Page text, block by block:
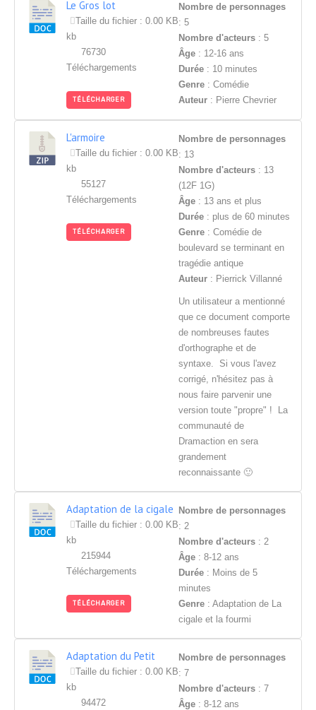
Le Gros lot
Taille du fichier : 0.00 KB
kb
76730
Téléchargements
TÉLÉCHARGER
Nombre de personnages
: 5
Nombre d'acteurs : 5
Âge : 12-16 ans
Durée : 10 minutes
Genre : Comédie
Auteur : Pierre Chevrier
L'armoire
Taille du fichier : 0.00 KB
kb
55127
Téléchargements
TÉLÉCHARGER
Nombre de personnages
: 13
Nombre d'acteurs : 13
(12F 1G)
Âge : 13 ans et plus
Durée : plus de 60 minutes
Genre : Comédie de
boulevard se terminant en
tragédie antique
Auteur : Pierrick Villanné
Un utilisateur a mentionné
que ce document comporte
de nombreuses fautes
d'orthographe et de
syntaxe. Si vous l'avez
corrigé, n'hésitez pas à
nous faire parvenir une
version toute "propre" ! La
communauté de
Dramaction en sera
grandement
reconnaissante 🙂
Adaptation de la cigale
et la fourmi
Taille du fichier : 0.00 KB
kb
215944
Téléchargements
TÉLÉCHARGER
Nombre de personnages
: 2
Nombre d'acteurs : 2
Âge : 8-12 ans
Durée : Moins de 5
minutes
Genre : Adaptation de La
cigale et la fourmi
Adaptation du Petit
poucet
Taille du fichier : 0.00 KB
kb
94472
Nombre de personnages
: 7
Nombre d'acteurs : 7
Âge : 8-12 ans